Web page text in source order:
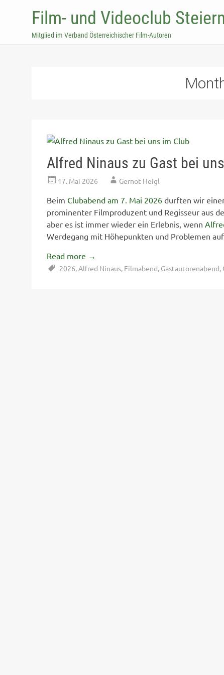
Film- und Videoclub
Mitglied im Verband Österreichischer Film-Autoren
Alfred Ninaus zu Gast bei
17. Mai 2026 Gernot Heigl
Beim Clubabend am 7. Mai 2026 durften wir
prominenter Filmproduzent und Regisseur aus
aber es ist immer wieder ein Erlebnis, wenn
Werdegang mit Höhepunkten und Problemen
Read more →
2026,Alfred Ninaus, Filmabend, Gastautorenabend,